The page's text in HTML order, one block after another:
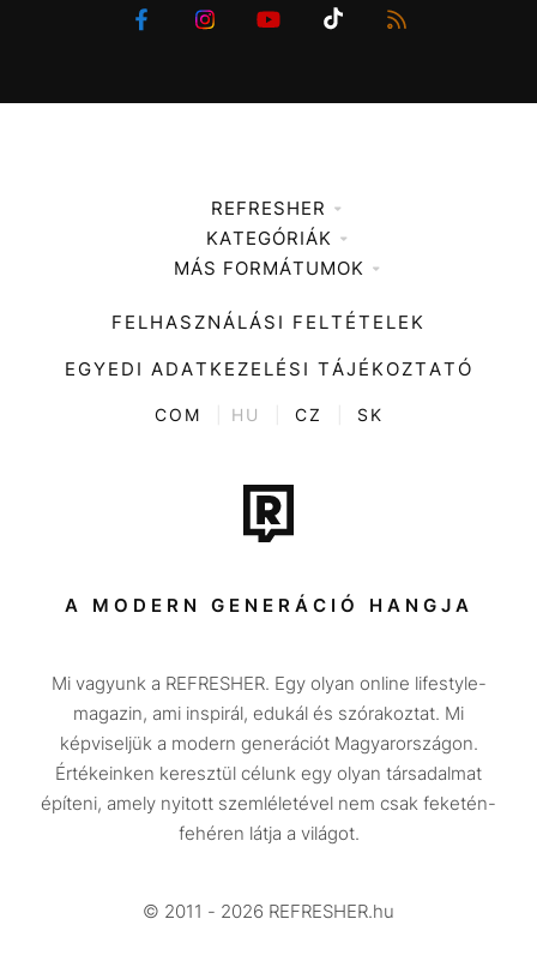
REFRESHER
Médiaajánlat
KATEGÓRIÁK
Zene
Divat
Kultúra
ENTR
Tech-Tudomány
Sport
Társadalom
Utazás
Életmód
Design
Beszélgetések
Videó
MÁS FORMÁTUMOK
FELHASZNÁLÁSI FELTÉTELEK
EGYEDI ADATKEZELÉSI TÁJÉKOZTATÓ
COM HU CZ SK
A MODERN GENERÁCIÓ HANGJA
Mi vagyunk a REFRESHER. Egy olyan online lifestyle-
magazin, ami inspirál, edukál és szórakoztat. Mi
képviseljük a modern generációt Magyarországon.
Értékeinken keresztül célunk egy olyan társadalmat
építeni, amely nyitott szemléletével nem csak feketén-
fehéren látja a világot.
© 2011 - 2026 REFRESHER.hu